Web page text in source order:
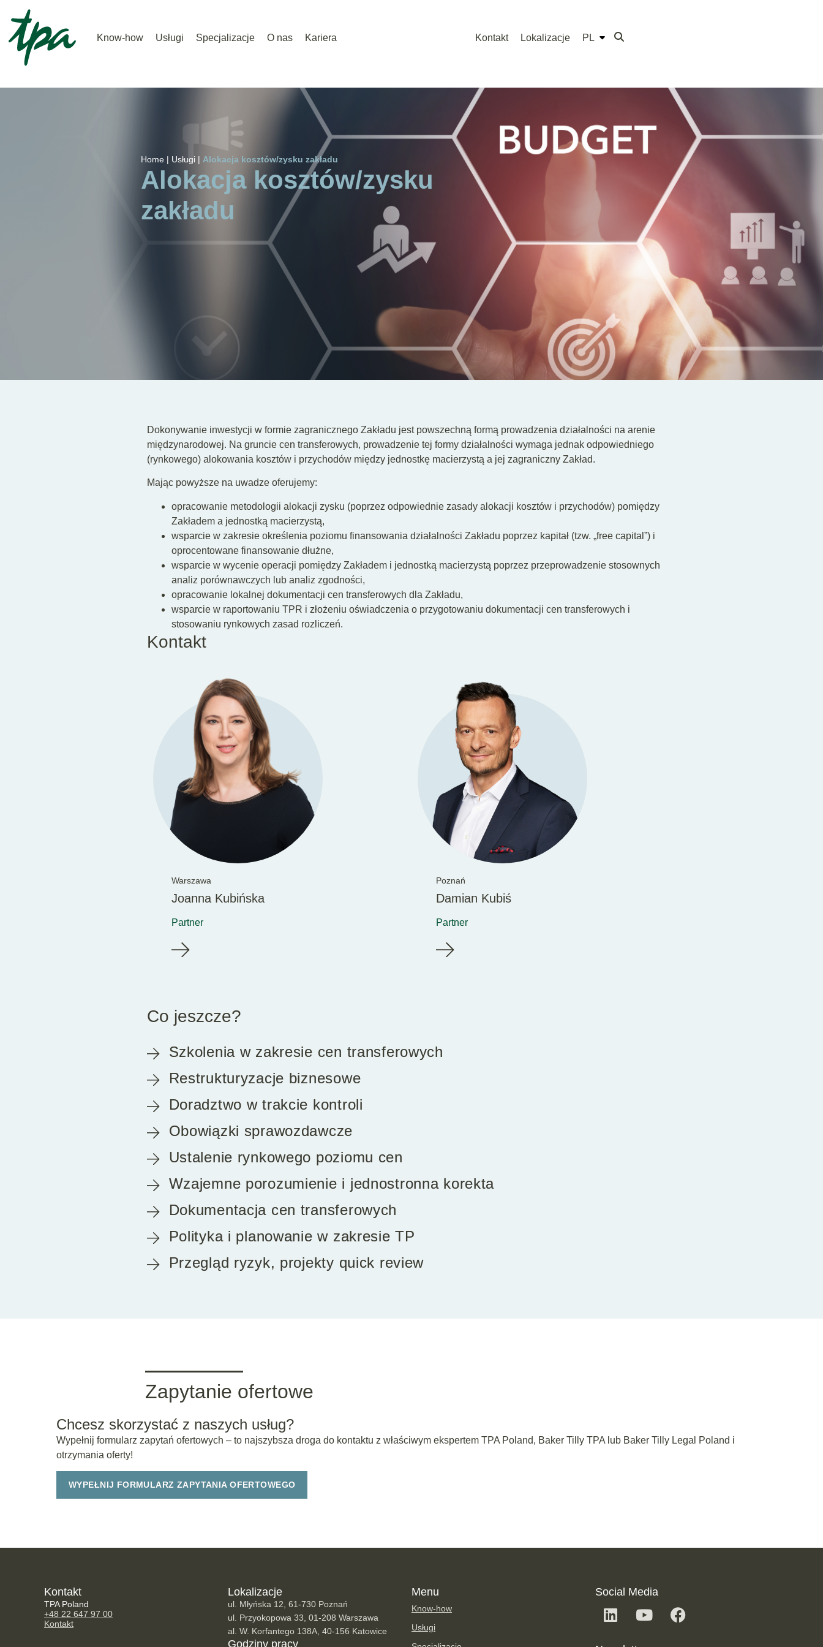
Know-how Usługi Specjalizacje O nas Kariera Kontakt Lokalizacje PL
Home | Usługi | Alokacja kosztów/zysku zakładu
Alokacja kosztów/zysku
zakładu
Dokonywanie inwestycji w formie zagranicznego Zakładu jest powszechną formą prowadzenia działalności na arenie
międzynarodowej. Na gruncie cen transferowych, prowadzenie tej formy działalności wymaga jednak odpowiedniego
(rynkowego) alokowania kosztów i przychodów między jednostkę macierzystą a jej zagraniczny Zakład.
Mając powyższe na uwadze oferujemy:
opracowanie metodologii alokacji zysku (poprzez odpowiednie zasady alokacji kosztów i przychodów) pomiędzy
Zakładem a jednostką macierzystą,
wsparcie w zakresie określenia poziomu finansowania działalności Zakładu poprzez kapitał (tzw. „free capital”) i
oprocentowane finansowanie dłużne,
wsparcie w wycenie operacji pomiędzy Zakładem i jednostką macierzystą poprzez przeprowadzenie stosownych
analiz porównawczych lub analiz zgodności,
opracowanie lokalnej dokumentacji cen transferowych dla Zakładu,
wsparcie w raportowaniu TPR i złożeniu oświadczenia o przygotowaniu dokumentacji cen transferowych i
stosowaniu rynkowych zasad rozliczeń.
Kontakt
Warszawa
Joanna Kubińska
Partner
Poznań
Damian Kubiś
Partner
Co jeszcze?
Szkolenia w zakresie cen transferowych
Restrukturyzacje biznesowe
Doradztwo w trakcie kontroli
Obowiązki sprawozdawcze
Ustalenie rynkowego poziomu cen
Wzajemne porozumienie i jednostronna korekta
Dokumentacja cen transferowych
Polityka i planowanie w zakresie TP
Przegląd ryzyk, projekty quick review
Zapytanie ofertowe
Chcesz skorzystać z naszych usług?
Wypełnij formularz zapytań ofertowych – to najszybsza droga do kontaktu z właściwym ekspertem TPA Poland, Baker Tilly TPA lub Baker Tilly Legal Poland i
otrzymania oferty!
WYPEŁNIJ FORMULARZ ZAPYTANIA OFERTOWEGO
Kontakt
TPA Poland
+48 22 647 97 00
Kontakt
Lokalizacje
ul. Młyńska 12, 61-730 Poznań
ul. Przyokopowa 33, 01-208 Warszawa
al. W. Korfantego 138A, 40-156 Katowice
Godziny pracy
Menu
Know-how
Usługi
Social Media